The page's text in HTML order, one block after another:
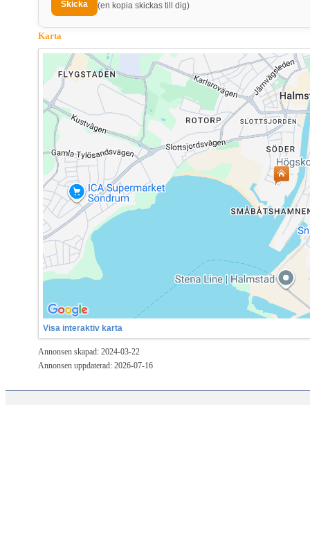
(en kopia skickas till dig)
Karta
Visa interaktiv karta
Annonsen skapad: 2024-03-22
Annonsen uppdaterad: 2026-07-16